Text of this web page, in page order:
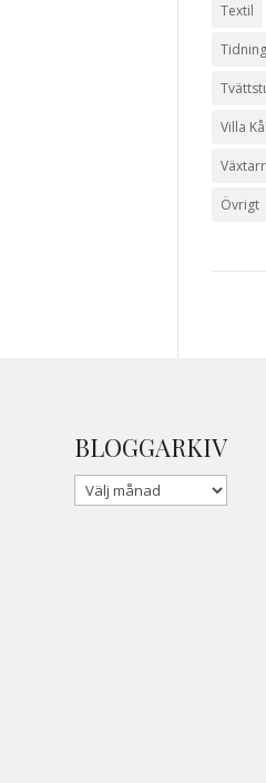
Textil
Villa
Övrigt
BLOGGARKIV